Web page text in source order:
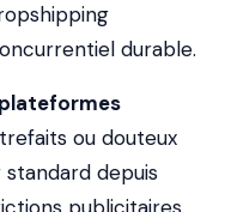
durable.
ou douteux
depuis